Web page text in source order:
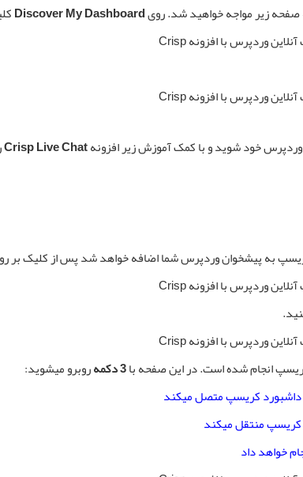
زیر مواجه خواهید شد. رویDiscover My Dashboard
وردپرس خود شوید و با کمک آموزش زیر افزونهCrisp Live Chat
به پیشخوان وردپرس شما اضافه خواهد شد پس از کلیک بر
انجام شده است. در این صفحه با3 دکمه
روبرو میشوید:
داشبورد کریسپ متصل میکند
منتقل میکند
خواهد داد